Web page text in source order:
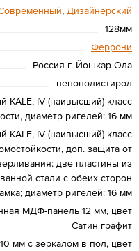
, Дизайнерский
128мм
Феррони
Россия г. Йошкар-Ола
пенополистирол
KALE, IV (наивысший) класс
диаметр ригелей: 16 мм
KALE, IV (наивысший) класс
доп. защита от
две пластины из
стали с обеих сторон
диаметр ригелей: 16 мм
МДФ-панель 12 мм, цвет
Сатин графит
мм с зеркалом в пол, цвет